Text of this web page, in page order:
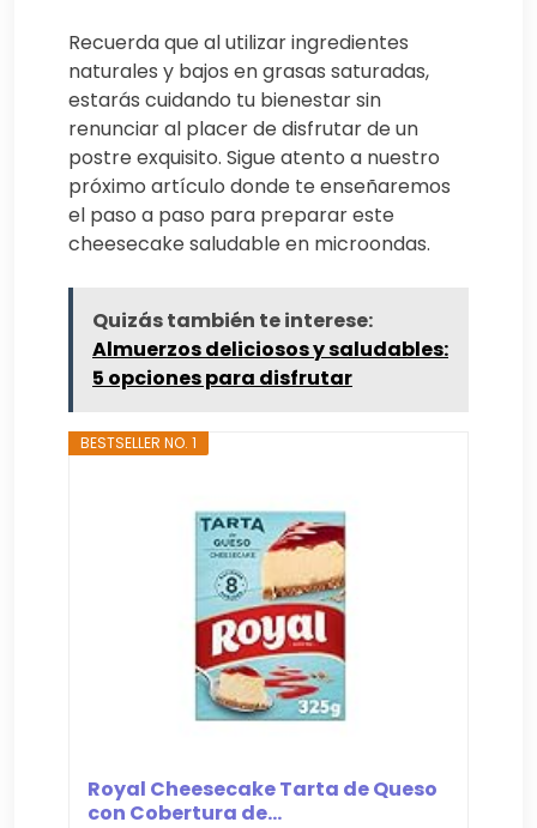
Recuerda que al utilizar ingredientes
naturales y bajos en grasas saturadas,
estarás cuidando tu bienestar sin
renunciar al placer de disfrutar de un
postre exquisito. Sigue atento a nuestro
próximo artículo donde te enseñaremos
el paso a paso para preparar este
cheesecake saludable en microondas.
Quizás también te interese:
Almuerzos deliciosos y saludables:
5 opciones para disfrutar
BESTSELLER NO. 1
Royal Cheesecake Tarta de Queso
con Cobertura de...